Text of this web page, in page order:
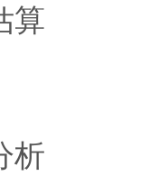
算
析